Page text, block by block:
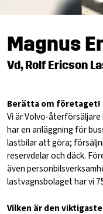
Magnus
Vd, Rolf Ericson
Berätta om företaget!
Vi är Volvo-återförsäljare
har en anläggning för
lastbilar att göra;
reservdelar och däck.
även
lastvagnsbolaget har vi
Vilken är den